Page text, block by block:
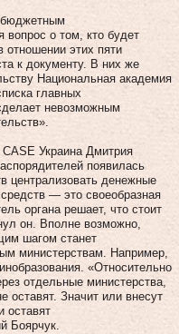
бюджетным
вопрос о том, кто будет
этих пяти
к документу. В них же
Национальная академия
главных
невозможным
Украина Дмитрия
появилась
централизовать денежные
— это своеоб­разная
органа решает, что стоит
он. Вполне возможно,
шагом станет
министерствам. Например,
«Относительно
отдельные министерства,
оставят. Значит или внесут
оставят
Боярчук.